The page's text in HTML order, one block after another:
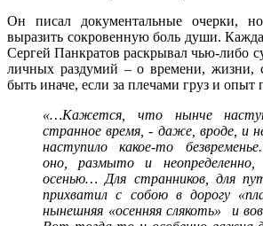
Он писал документальные очерки,
выразить сокровенную боль души.
Сергей Панкратов раскрывал чью-либо
личных раздумий – о времени, жизни,
быть иначе, если за плечами груз и опыт
«…Кажется, что нынче
странное время, - даже, вроде, и
наступило какое-то
оно, размыто и неопределенно,
осенью… Для странников, для
прихватил с собою в дорогу
нынешняя «осенняя слякоть» и